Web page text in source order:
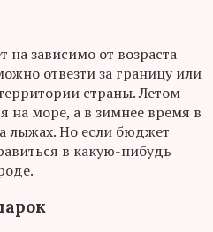
зависимо от возраста
отвезти за границу или
страны. Летом
на море, а в зимнее время в
лыжах. Но если бюджет
в какую-нибудь